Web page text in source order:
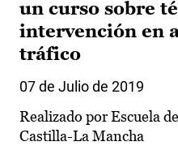
un curso sobre
intervención en
tráfico
07 de Julio de 2019
Realizado por Escuela
Castilla-La Mancha